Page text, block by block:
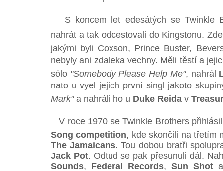
S koncem let edesátých se Twinkle
nahrát a tak odcestovali do Kingstonu.
jakými byli Coxson, Prince Buster,
nebyly ani zdaleka vechny. Měli těstí a
sólo "Somebody Please Help Me", nahrál
nato u vyel jejich první singl jakoto
Mark"a nahráli ho u Duke Reida v
V roce 1970 se Twinkle Brothers
Song competition, kde skončili na třetím
The Jamaicans. Tou dobou bratři
Jack Pot. Odtud se pak přesunuli dál.
Sounds, Federal Records, Sun Shot